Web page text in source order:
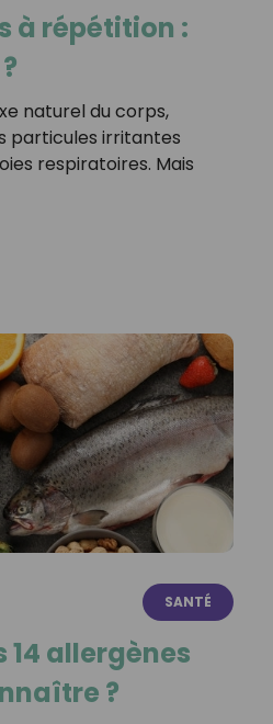
à répétition :
naturel du corps,
particules irritantes
respiratoires. Mais
SANTÉ
14 allergènes
?